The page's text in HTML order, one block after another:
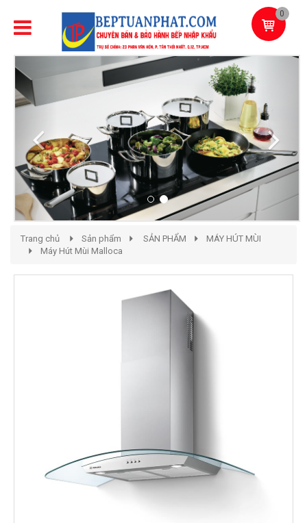
0
Previous
Trang chủ Sản phẩm SẢN PHẨM
MÁY HÚT MÙI
Máy Hút Mùi Malloca